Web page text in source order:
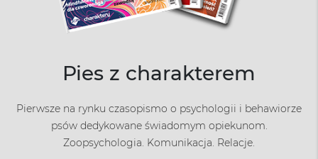
Pies z charakterem
Pierwsze na rynku czasopismo o psychologii i behawiorze
psów dedykowane świadomym opiekunom.
Zoopsychologia. Komunikacja. Relacje.
Małe Charaktery
dzieci w wieku około 5-11 lat, wydawane przez redakcję
miesięcznika „Charaktery”
Charaktery
Od ponad 20 lat działamy w trosce o zdrowie i elastyczność
psychiczną naszych Czytelników.